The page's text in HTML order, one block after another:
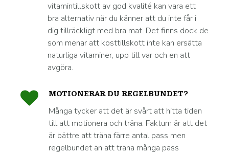
vitamintillskott av god kvalité kan vara ett
bra alternativ när du känner att du inte får i
dig tillräckligt med bra mat. Det finns dock de
som menar att kosttillskott inte kan ersätta
naturliga vitaminer, upp till var och en att
avgöra.
MOTIONERAR DU REGELBUNDET?
Många tycker att det är svårt att hitta tiden
till att motionera och träna. Faktum är att det
är bättre att träna färre antal pass men
regelbundet än att träna många pass